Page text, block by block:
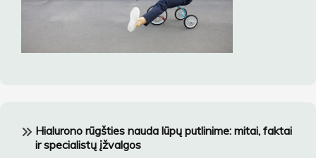
Hialurono rūgšties nauda lūpų putlinime: mitai, faktai
ir specialistų įžvalgos